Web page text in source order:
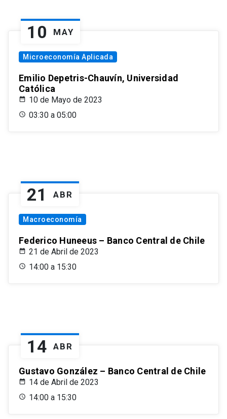
10 MAY
Microeconomía Aplicada
Emilio Depetris-Chauvín, Universidad
Católica
10 de Mayo de 2023
03:30 a 05:00
21 ABR
Macroeconomía
Federico Huneeus – Banco Central de Chile
21 de Abril de 2023
14:00 a 15:30
14 ABR
Gustavo González – Banco Central de Chile
14 de Abril de 2023
14:00 a 15:30